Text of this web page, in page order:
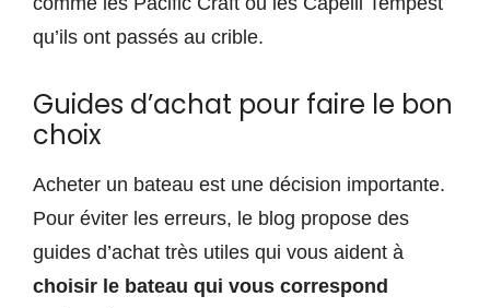
qu’ils ont passés au crible.
Guides d’achat pour faire le bon
choix
Acheter un bateau est une décision importante.
Pour éviter les erreurs, le blog propose des
guides d’achat très utiles qui vous aident à
choisir le bateau qui vous correspond